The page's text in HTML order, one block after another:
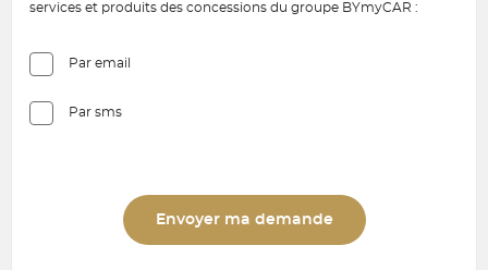
services et produits des concessions du groupe BYmyCAR :
Par email
Par sms
Envoyer ma demande